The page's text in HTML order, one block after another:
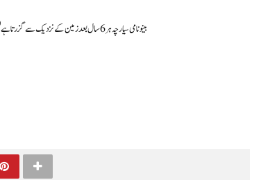
بینو نامی سیارچہ ہر 6 سال بعد زمین کے نزدیک سے گزرتا ہے لیکن سائنس دانوں کے اندازے کے مطابق 24 ستمبر 2182 ء میں اس سیارچے اور زمین کے درمیان تصادم کا خطرہ ہے۔